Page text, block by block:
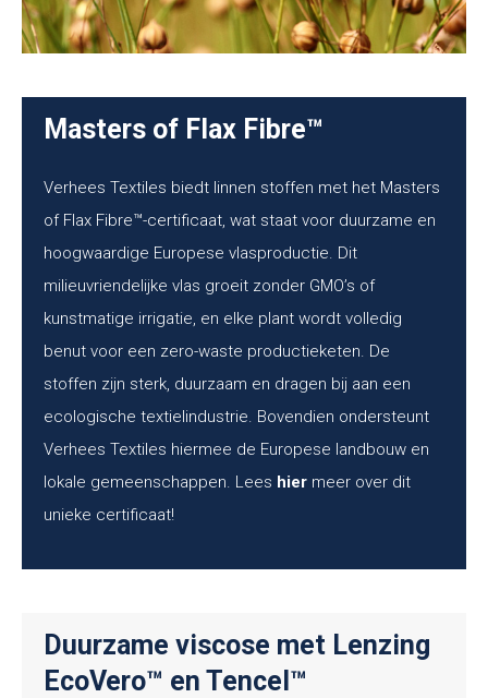
Masters of Flax Fibre™
Verhees Textiles biedt linnen stoffen met het Masters
of Flax Fibre™-certificaat, wat staat voor duurzame en
hoogwaardige Europese vlasproductie. Dit
milieuvriendelijke vlas groeit zonder GMO’s of
kunstmatige irrigatie, en elke plant wordt volledig
benut voor een zero-waste productieketen. De
stoffen zijn sterk, duurzaam en dragen bij aan een
ecologische textielindustrie. Bovendien ondersteunt
Verhees Textiles hiermee de Europese landbouw en
lokale gemeenschappen. Lees hier meer over dit
unieke certificaat!
Duurzame viscose met Lenzing
EcoVero™ en Tencel™